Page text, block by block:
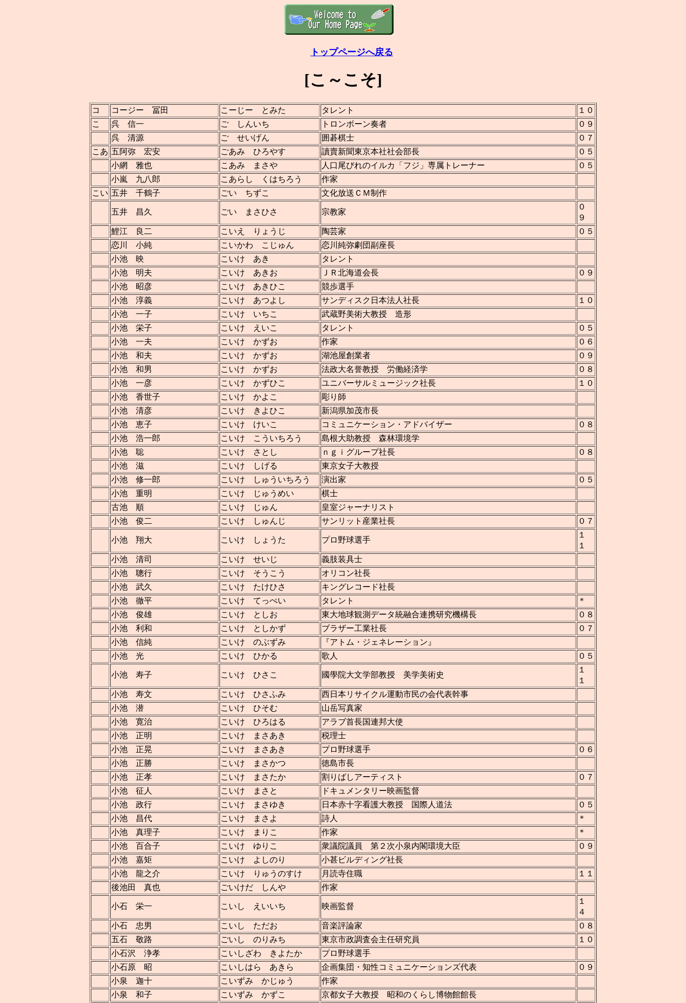
トップページへ戻る
[こ～こそ]
コ コージー 冨田 こーじー とみた タレント
１０
こ
呉 信一 ご しんいち トロンボーン奏者
０９
呉 清源
ご せいげん 囲碁棋士
０７
こあ 五阿弥 宏安 ごあみ ひろやす 讀賣新聞東京本社社会部長
０５
小網 雅也
こあみ まさや 人口尾びれのイルカ「フジ」専属トレーナー
０５
小嵐 九八郎
こあらし くはちろう
作家
こい 五井 千鶴子 ごい ちずこ 文化放送ＣＭ制作
五井 昌久 ごい まさひさ 宗教家
０
９
鯉江 良二
こいえ りょうじ 陶芸家
０５
恋川 小純
こいかわ こじゅん
恋川純弥劇団副座長
小池 映
こいけ あき
タレント
小池 明夫
こいけ あきお ＪＲ北海道会長
０９
小池 昭彦
こいけ あきひこ
競歩選手
小池 淳義
こいけ あつよし サンディスク日本法人社長
１０
小池 一子
こいけ いちこ
武蔵野美術大教授 造形
小池 栄子
こいけ えいこ タレント
０５
小池 一夫
こいけ かずお 作家
０６
小池 和夫
こいけ かずお 湖池屋創業者
０９
小池 和男
こいけ かずお 法政大名誉教授 労働経済学
０８
小池 一彦
こいけ かずひこ ユニバーサルミュージック社長
１０
小池 香世子
こいけ かよこ
彫り師
小池 清彦
こいけ きよひこ
新潟県加茂市長
小池 恵子
こいけ けいこ コミュニケーション・アドバイザー
０８
小池 浩一郎
こいけ こういちろう
島根大助教授 森林環境学
小池 聡
こいけ さとし ｎｇｉグループ社長
０８
小池 滋
こいけ しげる
東京女子大教授
小池 修一郎
こいけ しゅういちろう 演出家
０５
小池 重明
こいけ じゅうめい
棋士
古池 順
こいけ じゅん
皇室ジャーナリスト
小池 俊二
こいけ しゅんじ サンリット産業社長 ０７
小池 翔大 こいけ しょうた プロ野球選手
１
１
小池 清司
こいけ せいじ
義肢装具士
小池 聰行
こいけ そうこう
オリコン社長
小池 武久
こいけ たけひさ
キングレコード社長
小池 徹平
こいけ てっぺい タレント
＊
小池 俊雄
こいけ としお 東大地球観測データ統融合連携研究機構長
０８
小池 利和
こいけ としかず ブラザー工業社長
０７
小池 信純
こいけ のぶずみ
『アトム・ジェネレーション』
小池 光
こいけ ひかる 歌人 ０５
小池 寿子 こいけ ひさこ 國學院大文学部教授 美学美術史
１
１
小池 寿文
こいけ ひさふみ
西日本リサイクル運動市民の会代表幹事
小池 潜
こいけ ひそむ
山岳写真家
小池 寛治
こいけ ひろはる
アラブ首長国連邦大使
小池 正明
こいけ まさあき
税理士
小池 正晃
こいけ まさあき プロ野球選手
０６
小池 正勝
こいけ まさかつ
徳島市長
小池 正孝
こいけ まさたか 割りばしアーティスト
０７
小池 征人
こいけ まさと
ドキュメンタリー映画監督
小池 政行
こいけ まさゆき 日本赤十字看護大教授 国際人道法
０５
小池 昌代
こいけ まさよ 詩人
＊
小池 真理子
こいけ まりこ 作家
＊
小池 百合子
こいけ ゆりこ 衆議院議員 第２次小泉内閣環境大臣
０９
小池 嘉矩
こいけ よしのり
小甚ビルディング社長
小池 龍之介
こいけ りゅうのすけ 月読寺住職
１１
後池田 真也
ごいけだ しんや 作家
小石 栄一 こいし えいいち 映画監督
１
４
小石 忠男
こいし ただお 音楽評論家
０８
五石 敬路
ごいし のりみち 東京市政調査会主任研究員
１０
小石沢 浄孝
こいしざわ きよたか
プロ野球選手
小石原 昭
こいしはら あきら 企画集団・知性コミュニケーションズ代表
０９
小泉 迦十
こいずみ かじゅう
作家
小泉 和子
こいずみ かずこ
京都女子大教授 昭和のくらし博物館館長